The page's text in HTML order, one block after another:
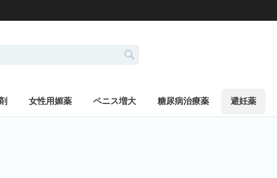
女性用媚薬 ペニス増大 糖尿病治療薬 避妊薬